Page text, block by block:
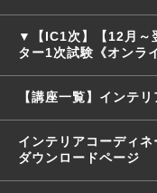
▼【IC1次】【12月～
ター1次試験《オ
【講座一覧】インテ
インテリアコーディ
ダウンロードページ